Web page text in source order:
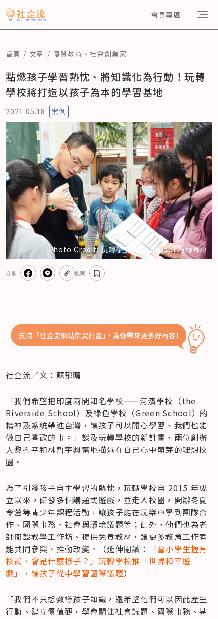
會員專區
首頁 文章 優質教育 、社會創業家
點燃孩子學習熱忱、將知識化為行動！玩轉
學校將打造以孩子為本的學習基地
2021.05.18 案例
Photo Credit: 玩轉學校 Pley School 粉絲專頁
分享 收藏
​社企流／文：蘇郁晴
「我們希望把印度兩間知名學校——河濱學校（the
Riverside School）及綠色學校（Green School）的
精神及系統帶進台灣，讓孩子可以開心學習、我們也能
做自己喜歡的事。」談及玩轉學校的新計畫，兩位創辦
人黎孔平和林哲宇興奮地描述在自己心中萌芽的理想校
園。
為了引發孩子自主學習的熱忱，玩轉學校自 2015 年成
立以來，研發多個議題式遊戲，並走入校園，開辦冬夏
令營等青少年課程活動，讓孩子能在玩樂中學到團隊合
作、國際事務、社會與環境議題等；此外，他們也為老
師開設教學工作坊、提供免費教材，讓更多教育工作者
能共同參與、推動改變。（延伸閱讀：
「當小學生握有
核武，會是什麼樣子？」玩轉學校推「世界和平遊
戲」，讓孩子從中學習國際議題）
「我們不只想教導孩子知識，還希望他們可以因此產生
行動、建立價值觀，學會關注社會議題、國際事務、甚